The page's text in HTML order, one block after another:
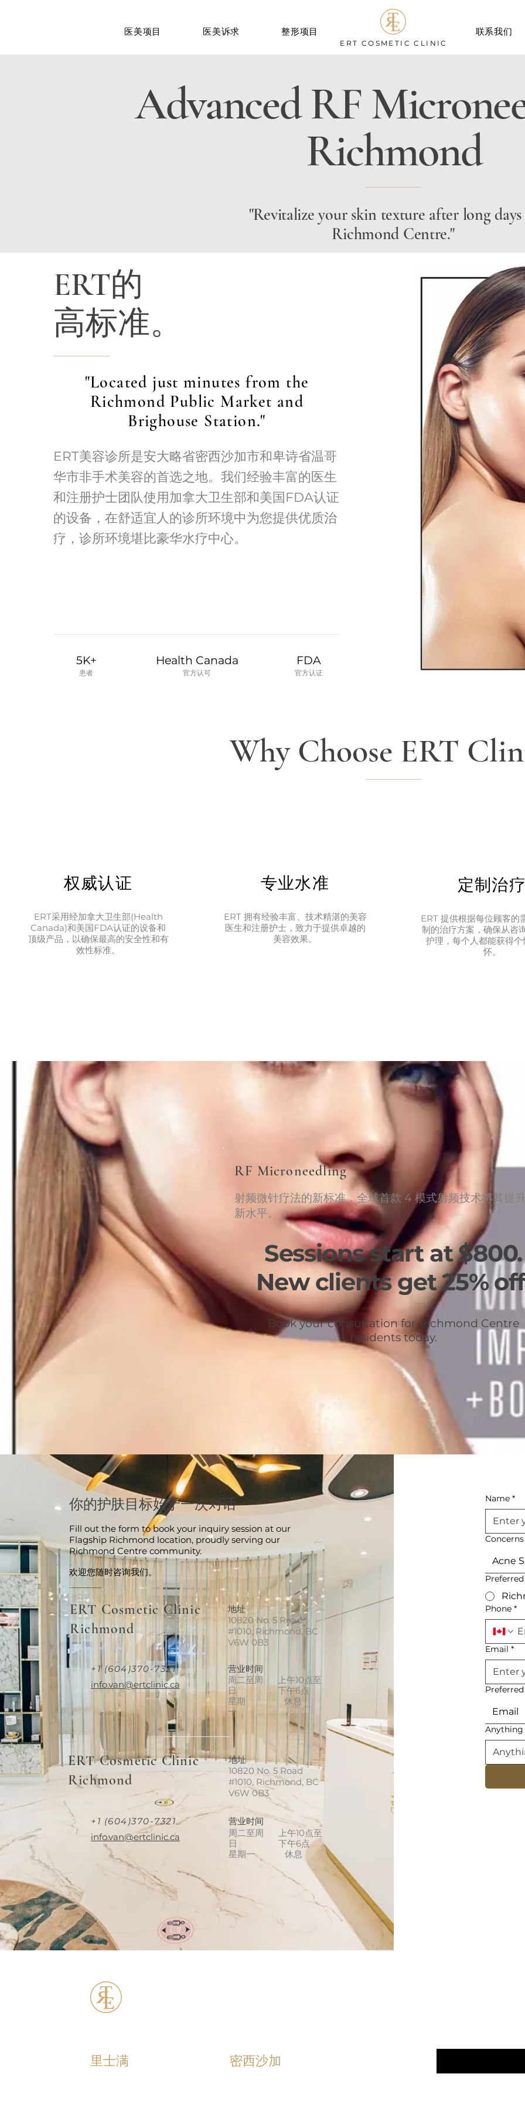
医美项目 医美诉求 整形项目
ERT COSMETIC CLINIC
联系我们
Advanced RF
Richmond
"Revitalize your skin texture after long
Richmond Centre."
ERT的
高标准。
"Located just minutes from the
Richmond Public Market and
Brighouse Station."
ERT美容诊所是安大略省密西沙加市和卑诗省温哥
华市非手术美容的首选之地。我们经验丰富的医生
和注册护士团队使用加拿大卫生部和美国FDA认证
的设备，在舒适宜人的诊所环境中为您提供优质治
疗，诊所环境堪比豪华水疗中心。
5K+
患者
Health Canada
官方认可
FDA
​官方认证
Why Choose ERT
权威认证
ERT采用经加拿大卫生部(Health
Canada)和美国FDA认证的设备和
顶级产品，以确保最高的安全性和有
效性标准。
专业水准
ERT 拥有经验丰富、技术精湛的美容
医生和注册护士，致力于提供卓越的
美容效果。
定制治
ERT 提供根据每位顾客的
制的治疗方案，确保从咨
护理，每个人都能获得
怀。
RF Microneedling
射频微针疗法的新标准，全球首款 4 模式射频技术将其提
新水平。
Sessions start at $800.
New clients get 25%
Book your consultation for Richmond Centre
residents today.
你的护肤目标始于一次对话
Fill out the form to book your inquiry session at our
Flagship Richmond location, proudly serving our
Richmond Centre community.
欢迎您随时咨询我们。
ERT Cosmetic Clinic
Richmond
地址
10820 No. 5 Road
#1010, Richmond, BC
V6W 0B3
+1 (604)370-7321
info.van@ertclinic.ca
营业时间
周二至周
日
星期
一
上午10点至
下午6点
休息
ERT Cosmetic Clinic
Richmond
地址
10820 No. 5 Road
#1010, Richmond, BC
V6W 0B3
+1 (604)370-7321
info.van@ertclinic.ca
营业时间
周二至周
日
星期一
上午10点至
下午6点
休息
Name *
Concerns
Acne
Phone *
Email *
Email
Anything
里士满 密西沙加